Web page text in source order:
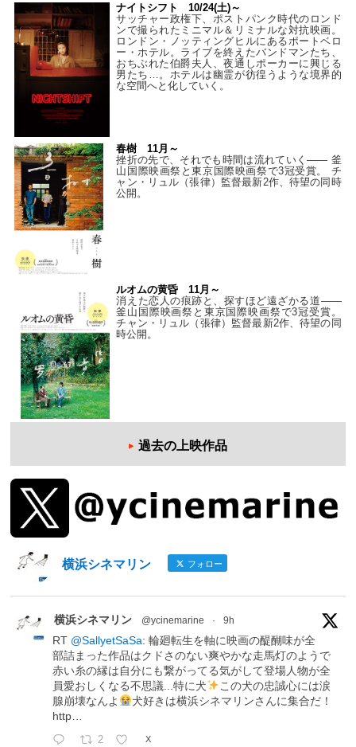
ナイトシフト 10/24(土)～
サッチャー政権下、ポストパンク時代のロンド
ンで撮られたミニマル＆リミナルな対抗映画。
ロンドン・ノッティングヒルにあるポートベロ
ー・ホテル。ライブを終えたバンドマンたち、
おちぶれた伯爵夫人、夜通しポーカーに興じる
男たち…。ホテルは幽霊が彷徨うような境界的
な空間へと化していく。
春樹 11月～
挫折の先で、それでも時間は流れていく—— 釜
山国際映画祭と東京国際映画祭で3冠受賞。 チ
ャン・リュル（張律）監督最新2作、待望の同時
公開。
ルオムの黄昏 11月～
消えた恋人の痕跡と、探すほど遠ざかる道——
釜山国際映画祭と東京国際映画祭で3冠受賞。
チャン・リュル（張律）監督最新2作、待望の同
時公開。
過去の上映作品
横浜シネマリン フォロー
横浜シネマリン @ycinemarine · 9h
RT @SallyetSaSa: 輪廻転生を軸に映画の醍醐味が全
部詰まった作品はクドさのない爽やかな走馬灯のようで
赤い糸の縁は自分にも繋がってる気がして登場人物が全
員愛おしくなる不思議...特に犬
この犬の忠誠心には涙
腺崩壊なんよ
犬好きは横浜シネマリンさんに集合だ！
http…
2 X